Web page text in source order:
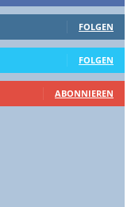
FOLGEN
FOLGEN
ABONNIEREN